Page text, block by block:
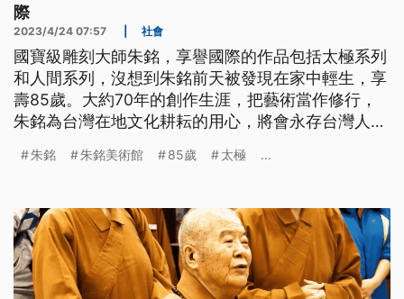
際
2023/4/24 07:57 社會
國寶級雕刻大師朱銘，享譽國際的作品包括太極系列
和人間系列，沒想到朱銘前天被發現在家中輕生，享
壽85歲。大約70年的創作生涯，把藝術當作修行，
朱銘為台灣在地文化耕耘的用心，將會永存台灣人心
朱銘 朱銘美術館 85歲 太極 ...